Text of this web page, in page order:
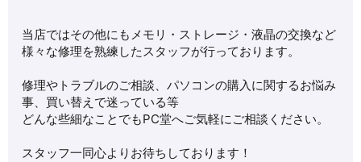
当店ではその他にもメモリ・ストレージ・液晶の交換など
様々な修理を熟練したスタッフが行っております。
修理やトラブルのご相談、パソコンの購入に関するお悩み
事、買い替えで迷っている等
どんな些細なことでもPC堂へご気軽にご相談ください。
スタッフ一同心よりお待ちしております！